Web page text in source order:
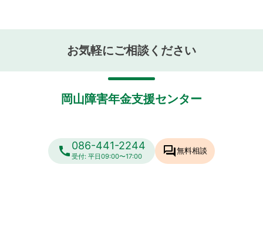
お気軽にご相談ください
岡山障害年金支援センター
call086-441-2244
受付: 平日09:00〜17:00 forum無料相談